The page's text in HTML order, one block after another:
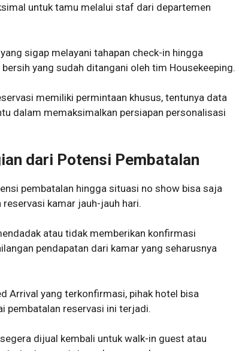
untuk tamu melalui staf dari departemen
sigap melayani tahapan check-in hingga
yang sudah ditangani oleh tim Housekeeping.
memiliki permintaan khusus, tentunya data
dalam memaksimalkan persiapan personalisasi
dari Potensi Pembatalan
pembatalan hingga situasi no show bisa saja
kamar jauh-jauh hari.
atau tidak memberikan konfirmasi
pendapatan dari kamar yang seharusnya
Arrival yang terkonfirmasi, pihak hotel bisa
pembatalan reservasi ini terjadi.
dijual kembali untuk walk-in guest atau